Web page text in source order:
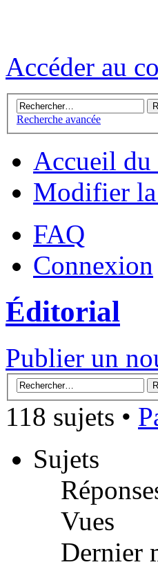
Accéder au
Recherche avancée
Accueil
Modifier la
FAQ
Connexion
Éditorial
Publier un
118 sujets •
Sujets
Vues
Dernier